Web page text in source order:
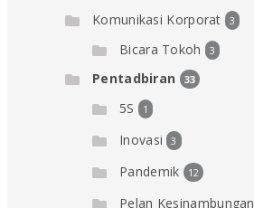
Komunikasi Korporat 3
Bicara Tokoh 3
Pentadbiran 33
5S 1
Inovasi 3
Pandemik 12
Pelan Kesinambungan